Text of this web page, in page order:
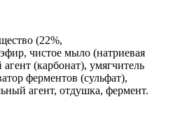
(22%,
чистое мыло (натриевая
(карбонат), умягчитель
ферментов (сульфат),
агент, отдушка, фермент.